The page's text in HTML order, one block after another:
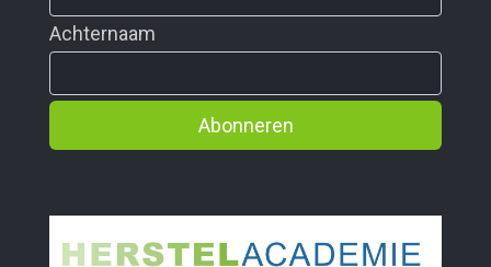
Achternaam
Abonneren